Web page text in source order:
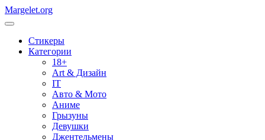
Margelet.org
Стикеры
Категории
18+
Art & Дизайн
IT
Авто & Мото
Аниме
Грызуны
Девушки
Джентельмены